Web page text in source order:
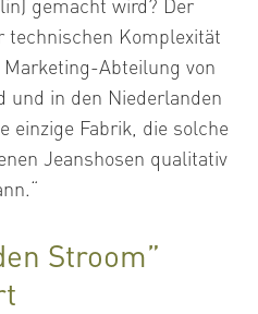
Komplexität
Marketing-Abteilung von
und in den Niederlanden
einzige Fabrik, die solche
Jeanshosen qualitativ
Stroom”